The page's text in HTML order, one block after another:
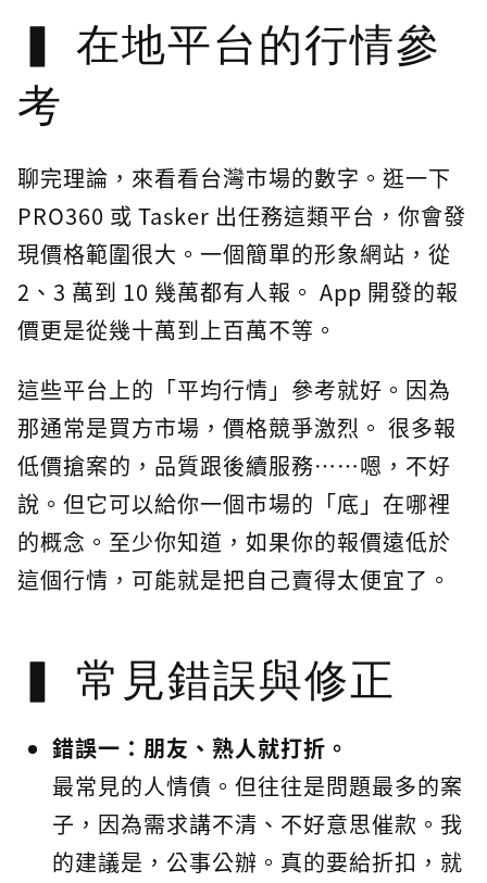
在地平台的行情參
考
聊完理論，來看看台灣市場的數字。逛一下
PRO360 或 Tasker 出任務這類平台，你會發
現價格範圍很大。一個簡單的形象網站，從
2、3 萬到 10 幾萬都有人報。 App 開發的報
價更是從幾十萬到上百萬不等。
這些平台上的「平均行情」參考就好。因為
那通常是買方市場，價格競爭激烈。 很多報
低價搶案的，品質跟後續服務……嗯，不好
說。但它可以給你一個市場的「底」在哪裡
的概念。至少你知道，如果你的報價遠低於
這個行情，可能就是把自己賣得太便宜了。
常見錯誤與修正
錯誤一：朋友、熟人就打折。
最常見的人情債。但往往是問題最多的案
子，因為需求講不清、不好意思催款。我
的建議是，公事公辦。真的要給折扣，就